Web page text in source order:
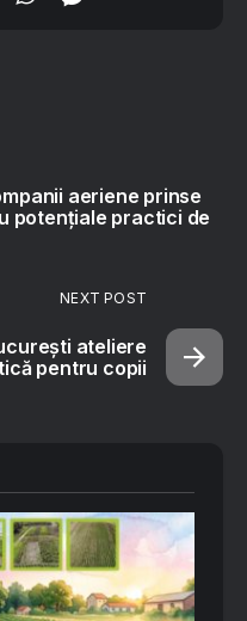
aeriene prinse
potențiale practici de
NEXT POST
ateliere
pentru copii